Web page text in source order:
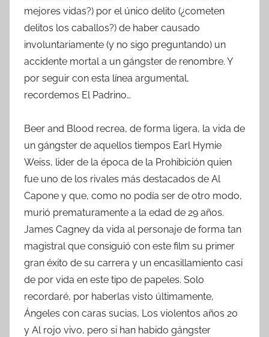
mejores vidas?) por el único delito (¿cometen
delitos los caballos?) de haber causado
involuntariamente (y no sigo preguntando) un
accidente mortal a un gángster de renombre. Y
por seguir con esta línea argumental,
recordemos El Padrino…
Beer and Blood recrea, de forma ligera, la vida de
un gángster de aquellos tiempos Earl Hymie
Weiss, lider de la época de la Prohibición quien
fue uno de los rivales más destacados de Al
Capone y que, como no podía ser de otro modo,
murió prematuramente a la edad de 29 años.
James Cagney da vida al personaje de forma tan
magistral que consiguió con este film su primer
gran éxito de su carrera y un encasillamiento casi
de por vida en este tipo de papeles. Solo
recordaré, por haberlas visto últimamente,
Ángeles con caras sucias, Los violentos años 20
y Al rojo vivo, pero si han habido gángster